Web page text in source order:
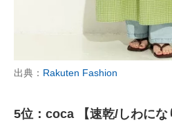
出典： Rakuten Fashion
5位：coca 【速乾/しわに